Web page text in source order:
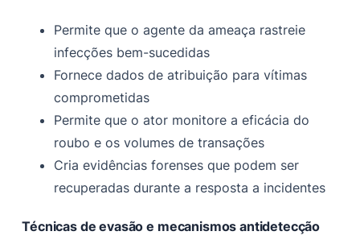
Permite que o agente da ameaça rastreie
infecções bem-sucedidas
Fornece dados de atribuição para vítimas
comprometidas
Permite que o ator monitore a eficácia do
roubo e os volumes de transações
Cria evidências forenses que podem ser
recuperadas durante a resposta a incidentes
Técnicas de evasão e mecanismos antidetecção